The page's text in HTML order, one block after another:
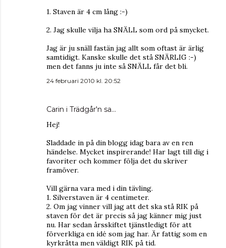
1. Staven är 4 cm lång :-)
2. Jag skulle vilja ha SNÄLL som ord på smycket.
Jag är ju snäll fastän jag allt som oftast är ärlig
samtidigt. Kanske skulle det stå SNÄRLIG :-)
men det fanns ju inte så SNÄLL får det bli.
24 februari 2010 kl. 20:52
Carin i Trädgår'n sa…
Hej!
Sladdade in på din blogg idag bara av en ren
händelse. Mycket inspirerande! Har lagt till dig i
favoriter och kommer följa det du skriver
framöver.
Vill gärna vara med i din tävling.
1. Silverstaven är 4 centimeter.
2. Om jag vinner vill jag att det ska stå RIK på
staven för det är precis så jag känner mig just
nu. Har sedan årsskiftet tjänstledigt för att
förverkliga en idé som jag har. Är fattig som en
kyrkråtta men väldigt RIK på tid.